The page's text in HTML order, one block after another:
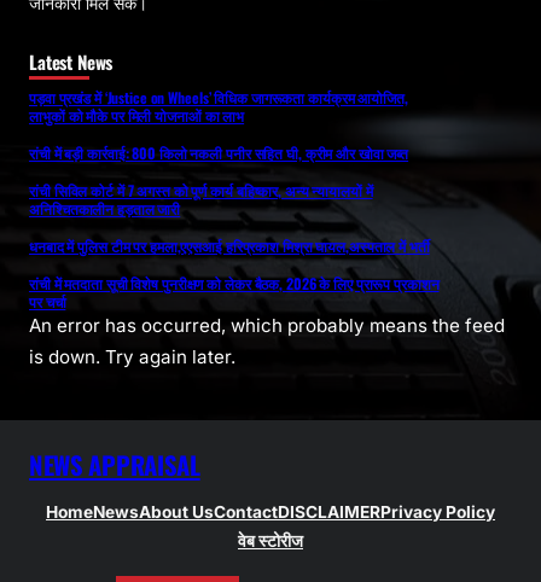
जानकारी मिल सके।
Latest News
पड़वा प्रखंड में ‘Justice on Wheels’ विधिक जागरूकता कार्यक्रम आयोजित,
लाभुकों को मौके पर मिली योजनाओं का लाभ
रांची में बड़ी कार्रवाई: 800 किलो नकली पनीर सहित घी, क्रीम और खोवा जब्त
रांची सिविल कोर्ट में 7 अगस्त को पूर्ण कार्य बहिष्कार, अन्य न्यायालयों में
अनिश्चितकालीन हड़ताल जारी
धनबाद में पुलिस टीम पर हमला,एएसआई हरिप्रकाश मिश्रा घायल,अस्पताल में भर्ती
रांची में मतदाता सूची विशेष पुनरीक्षण को लेकर बैठक, 2026 के लिए प्रारूप प्रकाशन
पर चर्चा
An error has occurred, which probably means the feed
is down. Try again later.
NEWS APPRAISAL
HomeNewsAbout UsContactDISCLAIMERPrivacy Policy
वेब स्टोरीज